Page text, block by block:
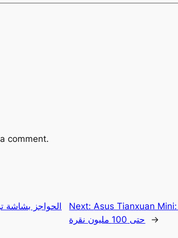
comment.
Next:Asus Tianxuan Mini: فارة ألعاب صغيرة الحجم وخفيفة الوزن تدعم
حتى 100 مليون نقرة
→